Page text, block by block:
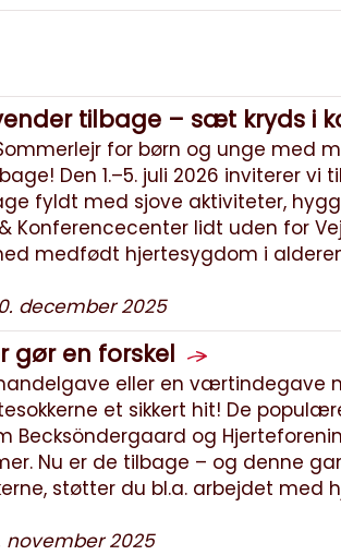
tilbage – sæt kryds i
for børn og unge med
Den 1.–5. juli 2026 inviterer vi
fyldt med sjove aktiviteter,
& Konferencecenter lidt uden for
medfødt hjertesygdom i
december 2025
gør en forskel
eller en værtindegave
et sikkert hit! De
Becksöndergaard og
Nu er de tilbage – og denne
støtter du bl.a. arbejdet med
november 2025